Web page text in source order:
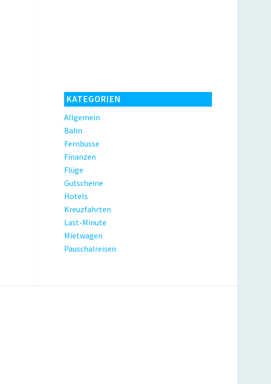
KATEGORIEN
Allgemein
Bahn
Fernbusse
Finanzen
Flüge
Gutscheine
Hotels
Kreuzfahrten
Last-Minute
Mietwagen
Pauschalreisen